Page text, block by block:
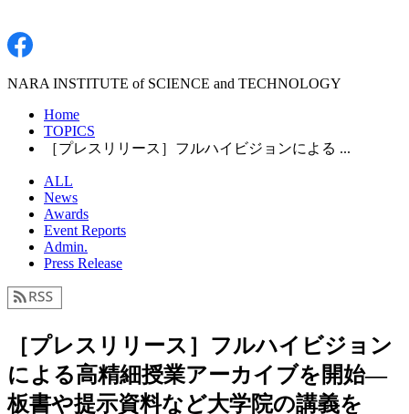
NARA INSTITUTE of SCIENCE and TECHNOLOGY
Home
TOPICS
［プレスリリース］フルハイビジョンによる ...
ALL
News
Awards
Event Reports
Admin.
Press Release
［プレスリリース］フルハイビジョン
による高精細授業アーカイブを開始―
板書や提示資料など大学院の講義を